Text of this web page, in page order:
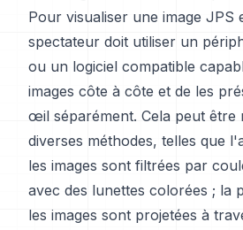
Pour visualiser une image JPS
spectateur doit utiliser un
ou un logiciel compatible
images côte à côte et de les
œil séparément. Cela peut être
diverses méthodes, telles que
les images sont filtrées par
avec des lunettes colorées ; la
les images sont projetées à